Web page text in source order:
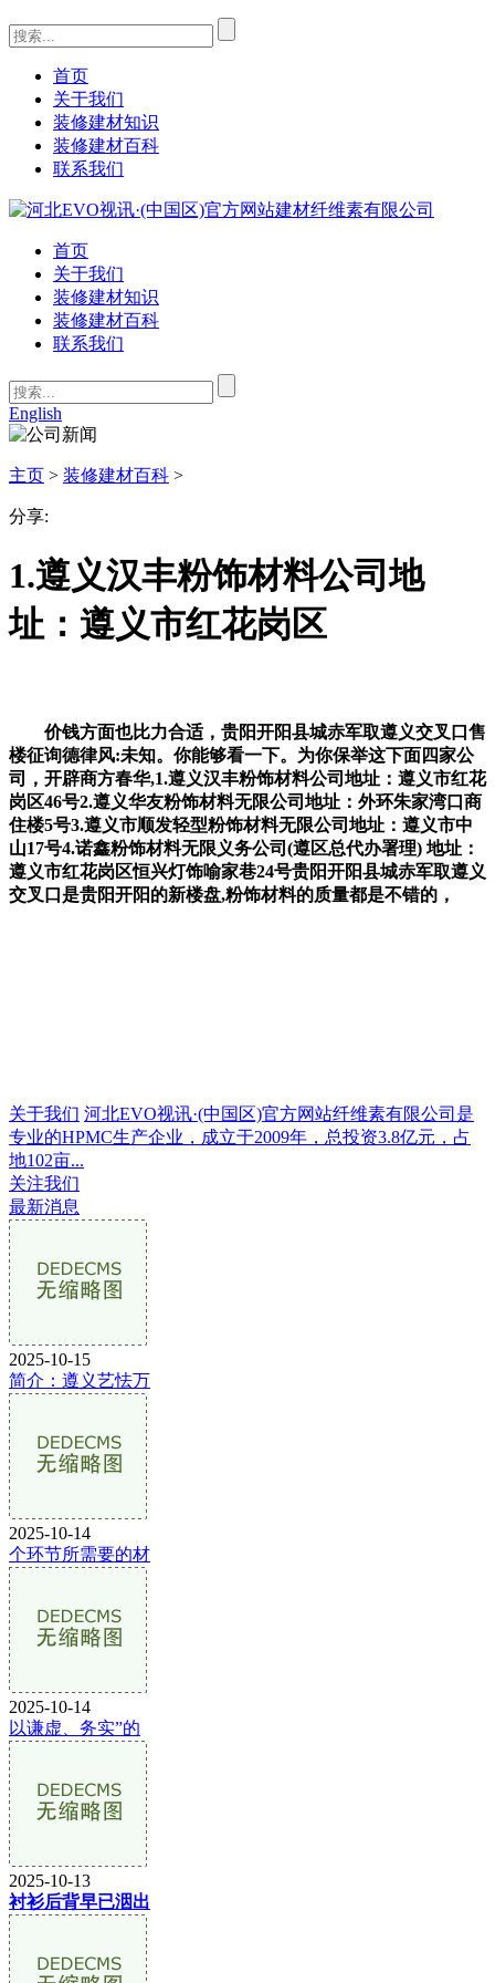
首页
关于我们
装修建材知识
装修建材百科
联系我们
首页
关于我们
装修建材知识
装修建材百科
联系我们
English
主页 > 装修建材百科 >
分享:
1.遵义汉丰粉饰材料公司地
址：遵义市红花岗区
价钱方面也比力合适，贵阳开阳县城赤军取遵义交叉口售
楼征询德律风:未知。你能够看一下。为你保举这下面四家公
司，开辟商方春华,1.遵义汉丰粉饰材料公司地址：遵义市红花
岗区46号2.遵义华友粉饰材料无限公司地址：外环朱家湾口商
住楼5号3.遵义市顺发轻型粉饰材料无限公司地址：遵义市中
山17号4.诺鑫粉饰材料无限义务公司(遵区总代办署理) 地址：
遵义市红花岗区恒兴灯饰喻家巷24号贵阳开阳县城赤军取遵义
交叉口是贵阳开阳的新楼盘,粉饰材料的质量都是不错的，
关于我们 河北EVO视讯·(中国区)官方网站纤维素有限公司是
专业的HPMC生产企业，成立于2009年，总投资3.8亿元，占
地102亩...
关注我们
最新消息
2025-10-15
简介：遵义艺怯万
2025-10-14
个环节所需要的材
2025-10-14
以谦虚、务实”的
2025-10-13
衬衫后背早已洇出